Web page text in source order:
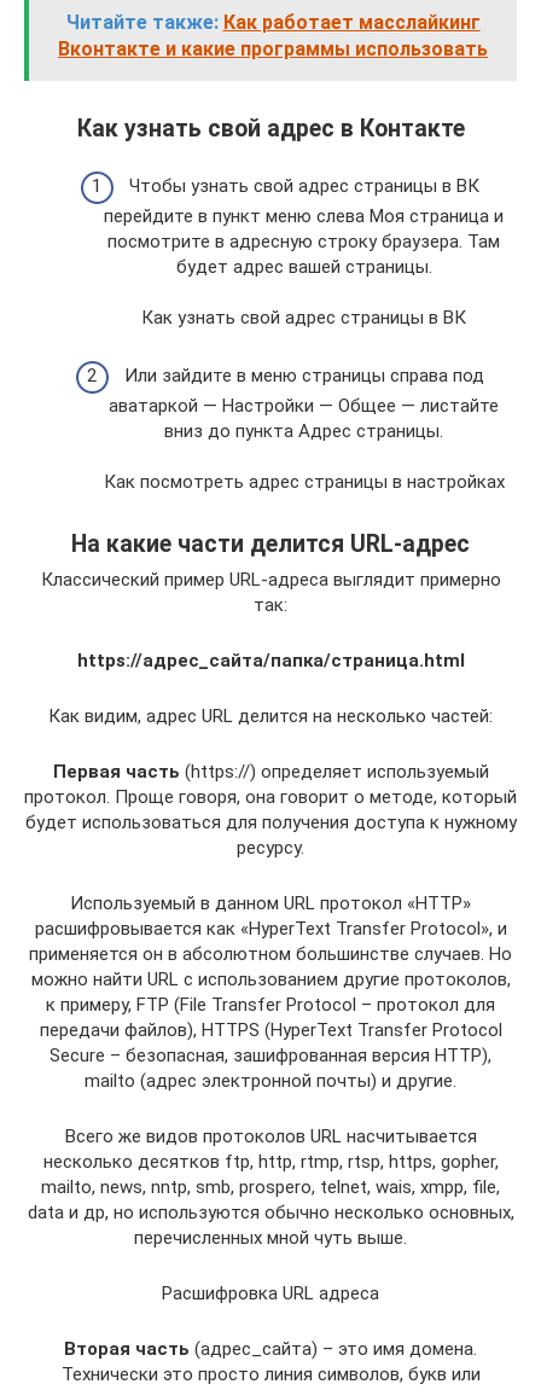
Читайте также: Как работает масслайкинг
Вконтакте и какие программы использовать
Как узнать свой адрес в Контакте
Чтобы узнать свой адрес страницы в ВК
перейдите в пункт меню слева Моя страница и
посмотрите в адресную строку браузера. Там
будет адрес вашей страницы.
Как узнать свой адрес страницы в ВК
Или зайдите в меню страницы справа под
аватаркой — Настройки — Общее — листайте
вниз до пункта Адрес страницы.
Как посмотреть адрес страницы в настройках
На какие части делится URL-адрес
Классический пример URL-адреса выглядит примерно
так:
https://адрес_сайта/папка/страница.html
Как видим, адрес URL делится на несколько частей:
Первая часть (https://) определяет используемый
протокол. Проще говоря, она говорит о методе, который
будет использоваться для получения доступа к нужному
ресурсу.
Используемый в данном URL протокол «HTTP»
расшифровывается как «HyperText Transfer Protocol», и
применяется он в абсолютном большинстве случаев. Но
можно найти URL c использованием другие протоколов,
к примеру, FTP (File Transfer Protocol – протокол для
передачи файлов), HTTPS (HyperText Transfer Protocol
Secure – безопасная, зашифрованная версия HTTP),
mailto (адрес электронной почты) и другие.
Всего же видов протоколов URL насчитывается
несколько десятков ftp, http, rtmp, rtsp, https, gopher,
mailto, news, nntp, smb, prospero, telnet, wais, xmpp, file,
data и др, но используются обычно несколько основных,
перечисленных мной чуть выше.
Расшифровка URL адреса
Вторая часть (адрес_сайта) – это имя домена.
Технически это просто линия символов, букв или